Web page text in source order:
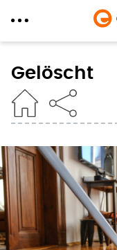
zum
Inhalt
Gelöscht